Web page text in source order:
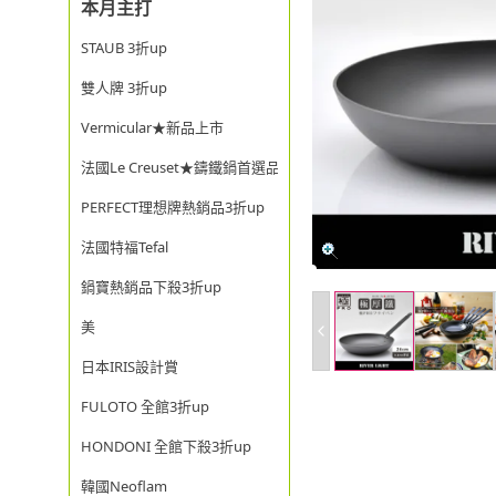
本月主打
STAUB 3折up
雙人牌 3折up
Vermicular★新品上市
法國Le Creuset★鑄鐵鍋首選品牌
PERFECT理想牌熱銷品3折up
法國特福Tefal
鍋寶熱銷品下殺3折up
美
日本IRIS設計賞
FULOTO 全館3折up
HONDONI 全館下殺3折up
韓國Neoflam